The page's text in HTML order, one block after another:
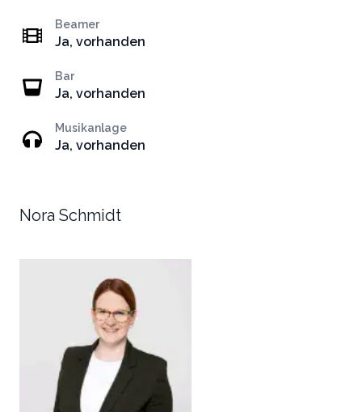
Beamer
Ja, vorhanden
Bar
Ja, vorhanden
Musikanlage
Ja, vorhanden
Nora Schmidt